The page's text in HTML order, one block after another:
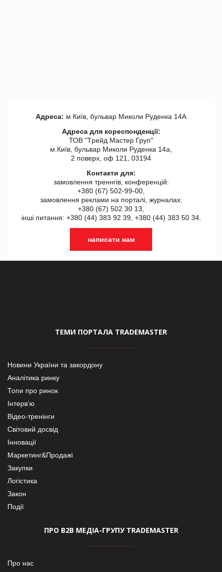
Адреса: м.Київ, бульвар Миколи Руденка 14А
Адреса для кореспонденції:
ТОВ "Tрейд Мастер Груп"
м.Київ, бульвар Миколи Руденка 14а,
2 поверх, оф 121, 03194
Контакти для:
замовлення треннгів, конференцій:
+380 (67) 502-99-00,
замовлення реклами на порталі, журналах:
+380 (67) 502 30 13,
інші питання: +380 (44) 383 92 39, +380 (44) 383 50 34.
написати нам
ТЕМИ ПОРТАЛА TRADEMASTER
Новини України та закордону
Аналітика ринку
Топи про ринок
Інтерв’ю
Відео-тренінги
Світовий досвід
Інновації
Маркетинг&Продажі
Закупки
Логістика
Закон
Події
ПРО В2В МЕДІА-ГРУПУ TRADEMASTER
Про нас